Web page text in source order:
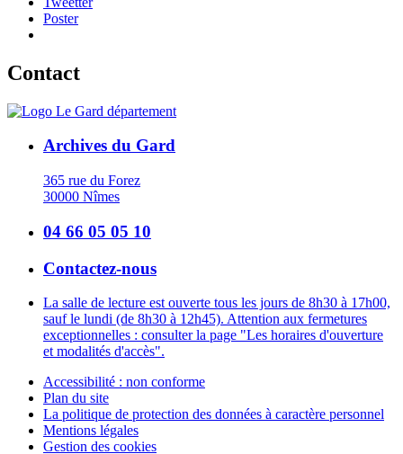
Poster
Contact
Archives du Gard
365 rue du Forez
30000 Nîmes
04 66 05 05 10
Contactez-nous
La salle de lecture est ouverte tous les jours de 8h30 à 17h00,
sauf le lundi (de 8h30 à 12h45). Attention aux fermetures
exceptionnelles : consulter la page "Les horaires d'ouverture
et modalités d'accès".
Accessibilité : non conforme
Plan du site
La politique de protection des données à caractère personnel
Mentions légales
Gestion des cookies